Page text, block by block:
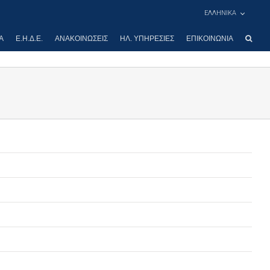
ΕΛΛΗΝΙΚΑ
Ε.Η.Δ.Ε. ΑΝΑΚΟΙΝΏΣΕΙΣ ΗΛ. ΥΠΗΡΕΣΊΕΣ ΕΠΙΚΟΙΝΩΝΊΑ